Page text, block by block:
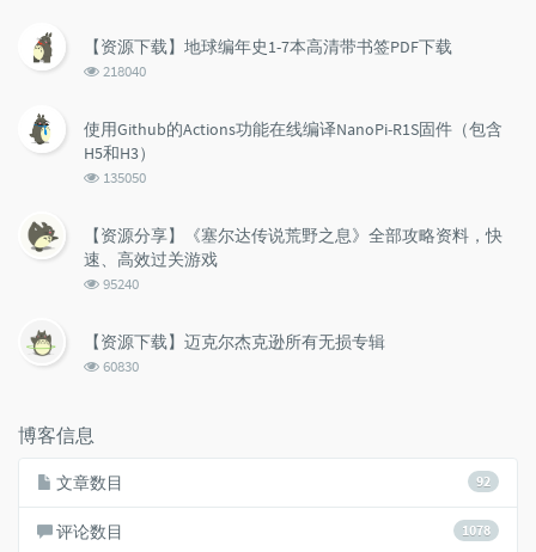
数:
【资源下载】地球编年史1-7本高清带书签PDF下载
浏
数:
218040
使用Github的Actions功能在线编译NanoPi-R1S固件（包含
H5和H3）
浏
数:
135050
【资源分享】《塞尔达传说荒野之息》全部攻略资料，快
速、高效过关游戏
浏
数:
95240
【资源下载】迈克尔杰克逊所有无损专辑
浏
60830
博客信息
92
文章数目
1078
评论数目